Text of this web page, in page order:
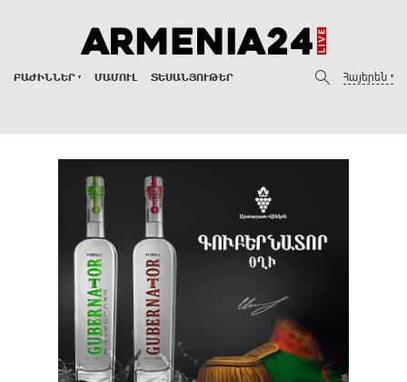
ԲԱԺԻՆՆԵՐ ՄԱՄՈՒԼ ՏԵՍԱՆՅՈՒԹԵՐ Հայերեն